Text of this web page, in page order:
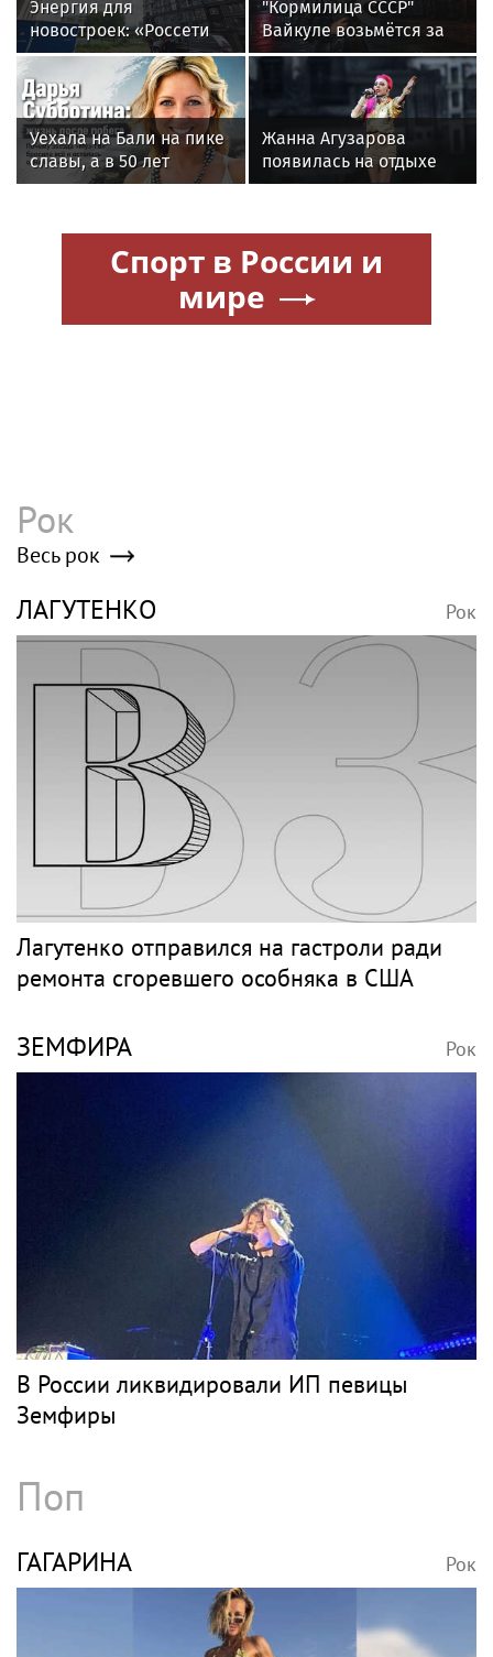
Энергия для
новостроек: «Россети
Новосибирск»
обеспечили почти 12
МВт мощности для
новых жилых
кварталов
"Кормилица СССР"
Вайкуле возьмётся за
оружие. Сама так
сказала. В России ей
ответили двумя
словами
Уехала на Бали на пике
славы, а в 50 лет
выпустила книгу и
сложилась жизнь
ведущей «Муз-ТВ»
Дарьи Субботиной
Жанна Агузарова
появилась на отдыхе
с 22-летним
Спорт в России и
мире
Рок
Весь рок
ЛАГУТЕНКО Рок
Лагутенко отправился на гастроли ради
ремонта сгоревшего особняка в США
ЗЕМФИРА Рок
В России ликвидировали ИП певицы
Земфиры
Поп
ГАГАРИНА Рок